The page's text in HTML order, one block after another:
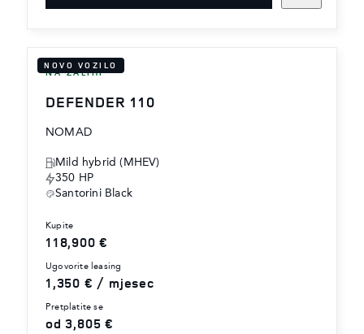
NOVO VOZILO
NA ZALIHI
DEFENDER 110
NOMAD
Mild hybrid (MHEV)
350 HP
Santorini Black
kupite
118,900 €
ugovorite leasing
1,350 € / mjesec
pretplatite se
od 3,805 €